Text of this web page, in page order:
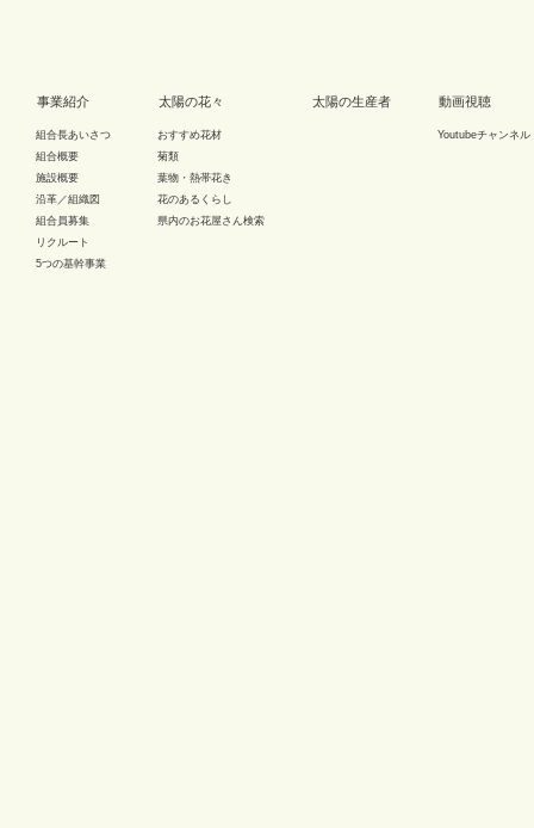
事業紹介
組合長あいさつ
組合概要
施設概要
沿革／組織図
組合員募集
リクルート
5つの基幹事業
太陽の花々
おすすめ花材
菊類
葉物・熱帯花き
花のあるくらし
県内のお花屋さん検索
太陽の生産者 動画視聴
Youtubeチャンネル